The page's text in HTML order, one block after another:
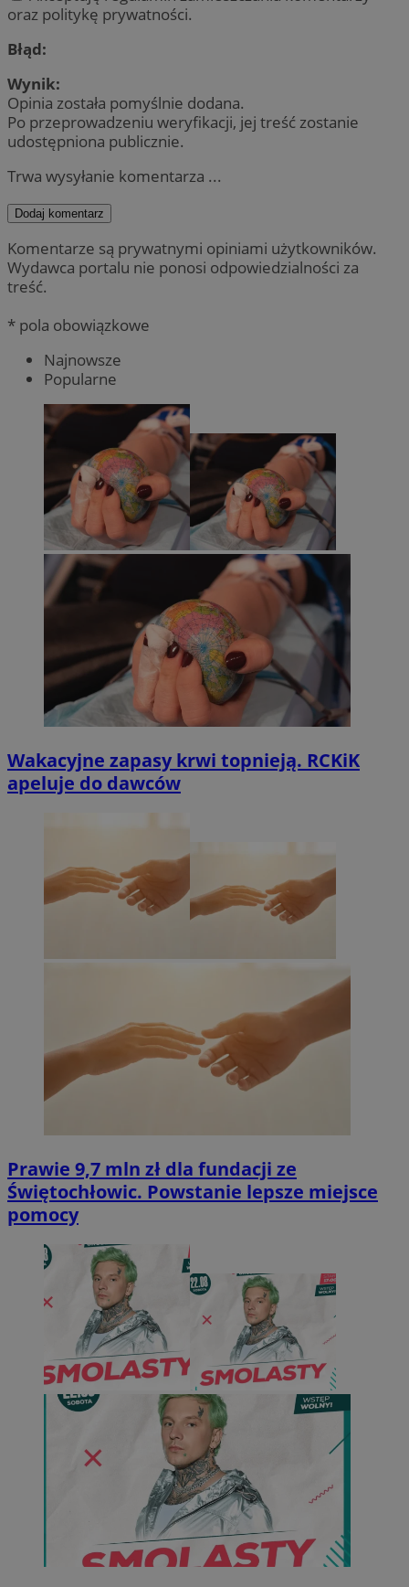
oraz politykę prywatności.
Błąd:
Wynik:
Opinia została pomyślnie dodana.
Po przeprowadzeniu weryfikacji, jej treść zostanie
udostępniona publicznie.
Trwa wysyłanie komentarza ...
Dodaj komentarz
Komentarze są prywatnymi opiniami użytkowników.
Wydawca portalu nie ponosi odpowiedzialności za
treść.
* pola obowiązkowe
Najnowsze
Popularne
Wakacyjne zapasy krwi topnieją. RCKiK
apeluje do dawców
Prawie 9,7 mln zł dla fundacji ze
Świętochłowic. Powstanie lepsze miejsce
pomocy